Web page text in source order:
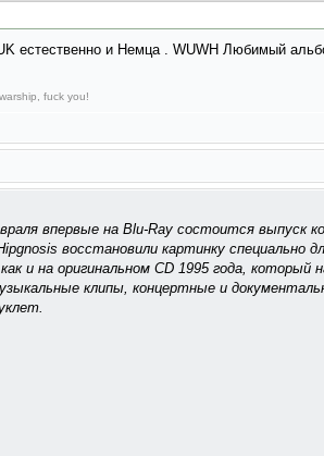
естественно и Немца . WUWH Любимый
fuck you!
впервые на Blu-Ray состоится выпуск
восстановили картинку специально
и на оригинальном CD 1995 года,
клипы, концертные и